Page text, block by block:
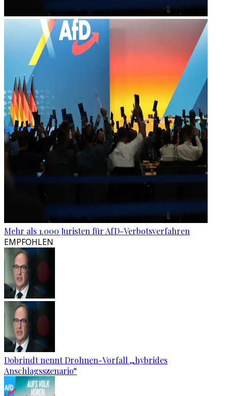
Mehr als 1.000 Juristen für AfD-Verbotsverfahren
EMPFOHLEN
Dobrindt nennt Drohnen-Vorfall „hybrides
Anschlagsszenario“